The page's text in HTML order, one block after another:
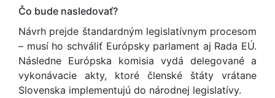
Čo bude nasledovať?
Návrh prejde štandardným legislatívnym procesom
– musí ho schváliť Európsky parlament aj Rada EÚ.
Následne Európska komisia vydá delegované a
vykonávacie akty, ktoré členské štáty vrátane
Slovenska implementujú do národnej legislatívy.